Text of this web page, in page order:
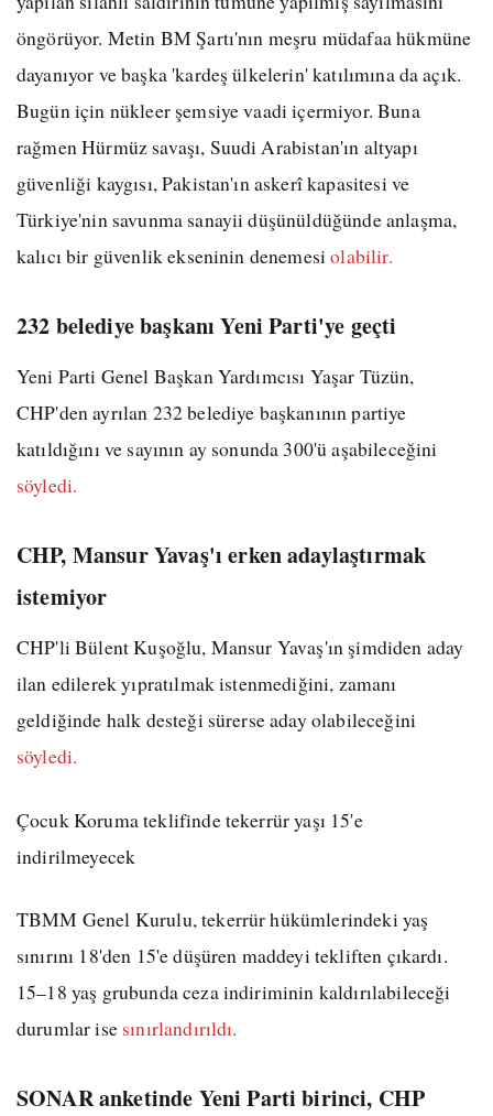
öngörüyor. Metin BM Şartı'nın meşru müdafaa hükmüne
dayanıyor ve başka 'kardeş ülkelerin' katılımına da açık.
Bugün için nükleer şemsiye vaadi içermiyor. Buna
rağmen Hürmüz savaşı, Suudi Arabistan'ın altyapı
güvenliği kaygısı, Pakistan'ın askerî kapasitesi ve
Türkiye'nin savunma sanayii düşünüldüğünde anlaşma,
kalıcı bir güvenlik ekseninin denemesiolabilir.
232 belediye başkanı Yeni Parti'ye geçti
Yeni Parti Genel Başkan Yardımcısı Yaşar Tüzün,
CHP'den ayrılan 232 belediye başkanının partiye
katıldığını ve sayının ay sonunda 300'ü aşabileceğini
söyledi.
CHP, Mansur Yavaş'ı erken adaylaştırmak
istemiyor
CHP'li Bülent Kuşoğlu, Mansur Yavaş'ın şimdiden aday
ilan edilerek yıpratılmak istenmediğini, zamanı
geldiğinde halk desteği sürerse aday olabileceğini
söyledi.
Çocuk Koruma teklifinde tekerrür yaşı 15'e
indirilmeyecek
TBMM Genel Kurulu, tekerrür hükümlerindeki yaş
sınırını 18'den 15'e düşüren maddeyi tekliften çıkardı.
15–18 yaş grubunda ceza indiriminin kaldırılabileceği
durumlar ise sınırlandırıldı.
SONAR anketinde Yeni Parti birinci, CHP